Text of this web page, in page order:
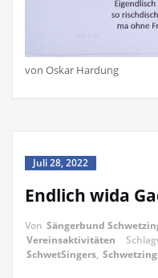
von Oskar Hardung
Juli 28, 2022
Endlich wida
Von Sängerbund
Vereinsaktivitäten
SchwetSingers,